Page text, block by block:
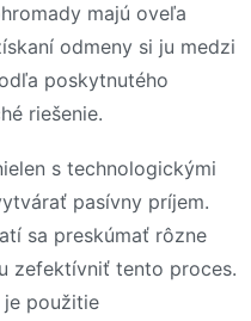
majú oveľa
odmeny si ju medzi
poskytnutého
riešenie.
s technologickými
pasívny príjem.
sa preskúmať rôzne
zefektívniť tento proces.
je použitie